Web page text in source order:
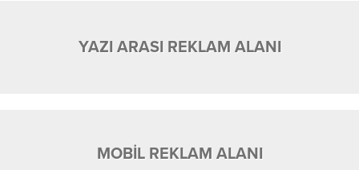
YAZI ARASI REKLAM ALANI
MOBİL REKLAM ALANI